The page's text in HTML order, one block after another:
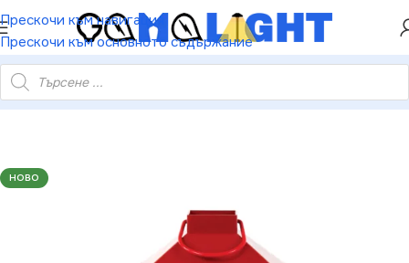
Прескочи към навигация
Прескочи към основното съдържание
НАМАЛЕНИЕ ОТ 5%
– 2 мини LED топла светлина бат. (3×AA) IP20 16×16×35см
НОВО